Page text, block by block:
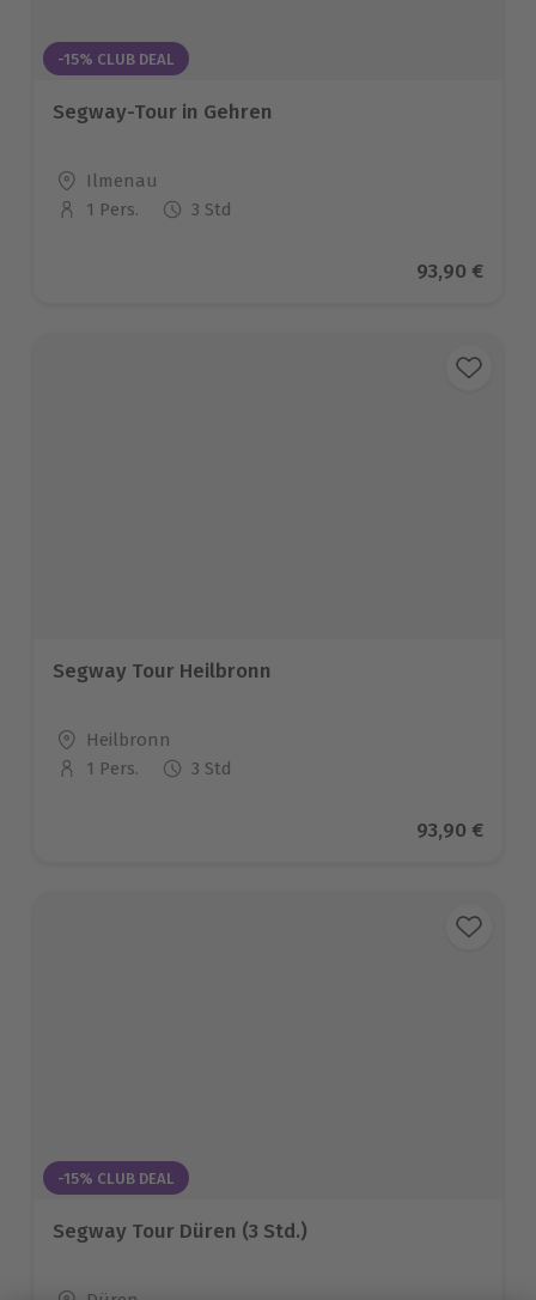
-15% CLUB DEAL
Segway-Tour in Gehren
Standort
Ilmenau
Anzahl der Teilnehmer
1 Pers. 3 Std
Aktueller
93,90 €
Segway Tour Heilbronn
Standort
Heilbronn
Anzahl der Teilnehmer
1 Pers. 3 Std
Aktueller
93,90 €
-15% CLUB DEAL
Segway Tour Düren (3 Std.)